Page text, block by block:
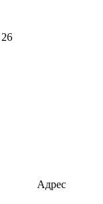
Адрес